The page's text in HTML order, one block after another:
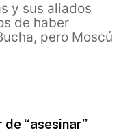
y sus aliados
de haber
pero Moscú
“asesinar”